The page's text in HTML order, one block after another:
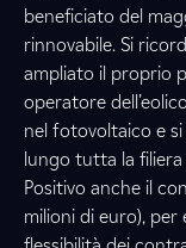
beneficiato del
rinnovabile. Si
ampliato il proprio
operatore
nel fotovoltaico e
lungo tutta la filiera
Positivo anche il
milioni di euro), per